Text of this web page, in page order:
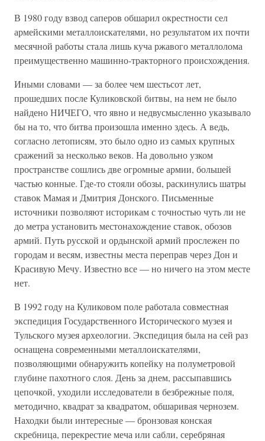
В 1980 году взвод саперов обшарил окрестности сел
армейскими металлоискателями, но результатом их почти
месячной работы стала лишь куча ржавого металлолома
преимущественно машинно-тракторного происхождения.
Иными словами — за более чем шестьсот лет,
прошедших после Куликовской битвы, на нем не было
найдено НИЧЕГО, что явно и недвусмысленно указывало
бы на то, что битва произошла именно здесь. А ведь,
согласно летописям, это было одно из самых крупных
сражений за несколько веков. На довольно узком
пространстве сошлись две огромные армии, большей
частью конные. Где-то стояли обозы, раскинулись шатры
ставок Мамая и Дмитрия Донского. Письменные
источники позволяют историкам с точностью чуть ли не
до метра установить местонахождение ставок, обозов
армий. Путь русской и ордынской армий прослежен по
городам и весям, известны места переправ через Дон и
Красивую Мечу. Известно все — но ничего на этом месте
нет.
В 1992 году на Куликовом поле работала совместная
экспедиция Государственного Исторического музея и
Тульского музея археологии. Экспедиция была на сей раз
оснащена современными металлоискателями,
позволяющими обнаружить копейку на полуметровой
глубине пахотного слоя. День за днем, рассыпавшись
цепочкой, уходили исследователи в безбрежные поля,
методично, квадрат за квадратом, обшаривая чернозем.
Находки были интересные — бронзовая конская
скребница, перекрестие меча или сабли, серебряная